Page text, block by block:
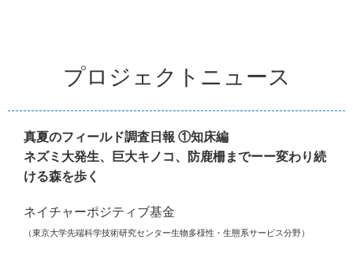
プロジェクトニュース
真夏のフィールド調査日報 ①知床編
ネズミ大発生、巨大キノコ、防鹿柵までーー変わり続
ける森を歩く
ネイチャーポジティブ基金
（東京大学先端科学技術研究センター生物多様性・生態系サービス分野）